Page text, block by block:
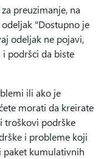
preuzimanje, na
"Dostupno je
odeljak ne pojavi,
podršci da biste
ili ako je
morati da kreirate
troškovi podrške
i probleme koji
paket kumulativnih